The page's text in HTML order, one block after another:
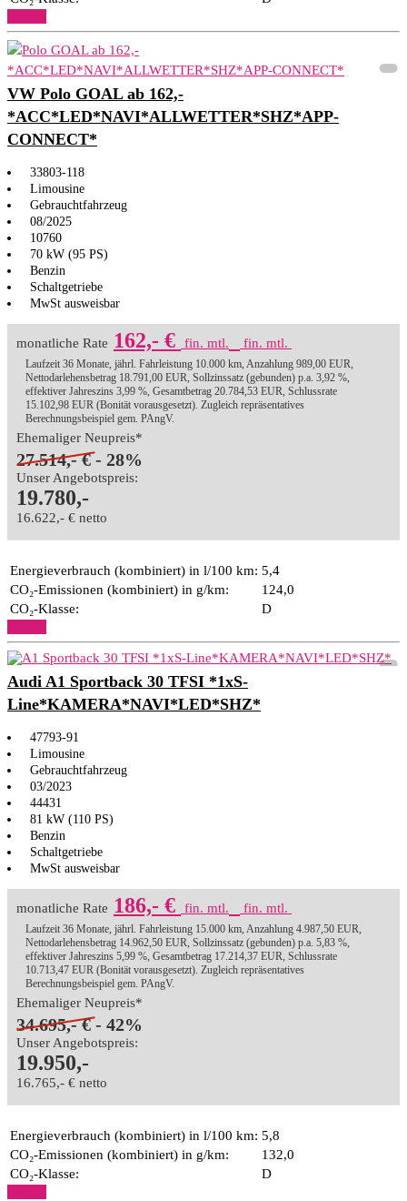
VW Polo GOAL ab 162,-
*ACC*LED*NAVI*ALLWETTER*SHZ*APP-
CONNECT*
33803-118
Limousine
Gebrauchtfahrzeug
08/2025
10760
70 kW (95 PS)
Benzin
Schaltgetriebe
MwSt ausweisbar
monatliche Rate 162,- € fin. mtl. fin. mtl.
Laufzeit 36 Monate, jährl. Fahrleistung 10.000 km, Anzahlung 989,00 EUR,
Nettodarlehensbetrag 18.791,00 EUR, Sollzinssatz (gebunden) p.a. 3,92 %,
effektiver Jahreszins 3,99 %, Gesamtbetrag 20.784,53 EUR, Schlussrate
15.102,98 EUR (Bonität vorausgesetzt). Zugleich repräsentatives
Berechnungsbeispiel gem. PAngV.
Ehemaliger Neupreis*
27.514,- € - 28%
Unser Angebotspreis:
19.780,-
16.622,- € netto
Energieverbrauch (kombiniert) in l/100 km: 5,4
CO₂-Emissionen (kombiniert) in g/km:
124,0
CO₂-Klasse:
D
Audi A1 Sportback 30 TFSI *1xS-
Line*KAMERA*NAVI*LED*SHZ*
47793-91
Limousine
Gebrauchtfahrzeug
03/2023
44431
81 kW (110 PS)
Benzin
Schaltgetriebe
MwSt ausweisbar
monatliche Rate 186,- € fin. mtl. fin. mtl.
Laufzeit 36 Monate, jährl. Fahrleistung 15.000 km, Anzahlung 4.987,50 EUR,
Nettodarlehensbetrag 14.962,50 EUR, Sollzinssatz (gebunden) p.a. 5,83 %,
effektiver Jahreszins 5,99 %, Gesamtbetrag 17.214,37 EUR, Schlussrate
10.713,47 EUR (Bonität vorausgesetzt). Zugleich repräsentatives
Berechnungsbeispiel gem. PAngV.
Ehemaliger Neupreis*
34.695,- € - 42%
Unser Angebotspreis:
19.950,-
16.765,- € netto
Energieverbrauch (kombiniert) in l/100 km: 5,8
CO₂-Emissionen (kombiniert) in g/km:
132,0
CO₂-Klasse:
D